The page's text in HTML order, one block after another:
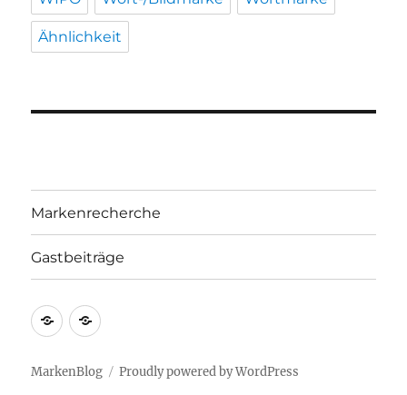
Ähnlichkeit
Markenrecherche
Gastbeiträge
Markenrecherche
Gastbeiträge
MarkenBlog Proudly powered by WordPress